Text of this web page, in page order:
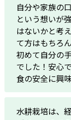
自分や家族の
という想いが
はないかと考
て方はもちろ
初めて自分の
でした！安心
食の安全に興
水耕栽培は、